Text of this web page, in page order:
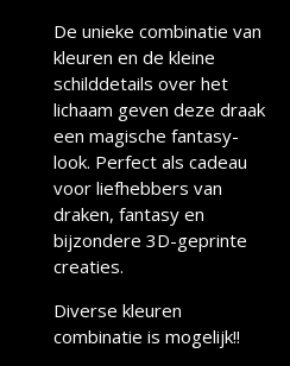
De unieke combinatie van
kleuren en de kleine
schilddetails over het
lichaam geven deze draak
een magische fantasy-
look. Perfect als cadeau
voor liefhebbers van
draken, fantasy en
bijzondere 3D-geprinte
creaties.
Diverse kleuren
combinatie is mogelijk!!